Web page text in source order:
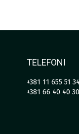
TELEFONI
+381 11 655 51
+381 66 40 40